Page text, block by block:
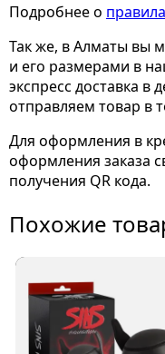
Подробнее о
Так же, в Алматы вы
и его размерами в
экспресс доставка в
отправляем товар в
Для оформления в
оформления заказа
получения QR кода.
Похожие